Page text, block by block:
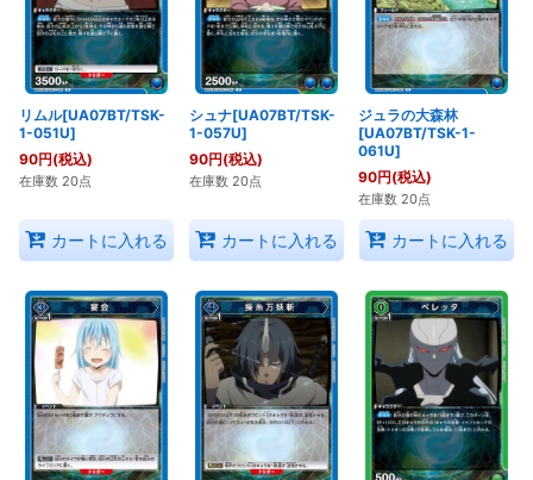
リムル[UA07BT/TSK-
1-051U]
90円(税込)
在庫数 20点
カートに入れる
シュナ[UA07BT/TSK-
1-057U]
90円(税込)
在庫数 20点
カートに入れる
ジュラの大森林
[UA07BT/TSK-1-
061U]
90円(税込)
在庫数 20点
カートに入れる